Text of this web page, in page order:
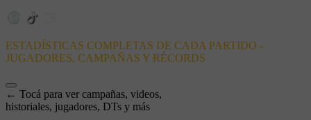
ESTADÍSTICAS COMPLETAS DE CADA PARTIDO -
JUGADORES, CAMPAÑAS Y RÉCORDS
← Tocá para ver campañas, videos,
historiales, jugadores, DTs y más